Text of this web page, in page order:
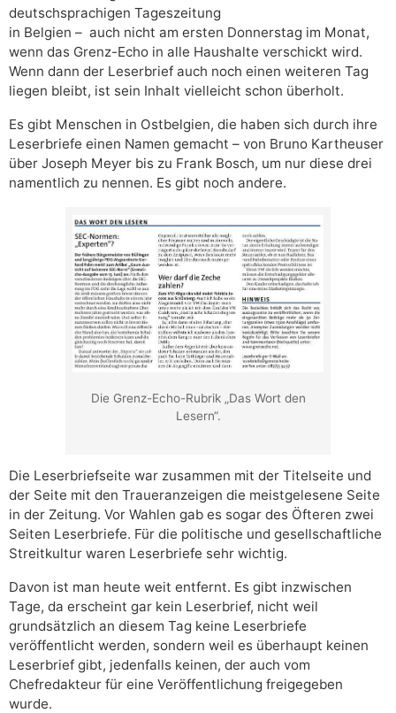
deutschsprachigen Tageszeitung
in Belgien – auch nicht am ersten Donnerstag im Monat,
wenn das Grenz-Echo in alle Haushalte verschickt wird.
Wenn dann der Leserbrief auch noch einen weiteren Tag
liegen bleibt, ist sein Inhalt vielleicht schon überholt.
Es gibt Menschen in Ostbelgien, die haben sich durch ihre
Leserbriefe einen Namen gemacht – von Bruno Kartheuser
über Joseph Meyer bis zu Frank Bosch, um nur diese drei
namentlich zu nennen. Es gibt noch andere.
Die Grenz-Echo-Rubrik „Das Wort den
Lesern“.
Die Leserbriefseite war zusammen mit der Titelseite und
der Seite mit den Traueranzeigen die meistgelesene Seite
in der Zeitung. Vor Wahlen gab es sogar des Öfteren zwei
Seiten Leserbriefe. Für die politische und gesellschaftliche
Streitkultur waren Leserbriefe sehr wichtig.
Davon ist man heute weit entfernt. Es gibt inzwischen
Tage, da erscheint gar kein Leserbrief, nicht weil
grundsätzlich an diesem Tag keine Leserbriefe
veröffentlicht werden, sondern weil es überhaupt keinen
Leserbrief gibt, jedenfalls keinen, der auch vom
Chefredakteur für eine Veröffentlichung freigegeben
wurde.